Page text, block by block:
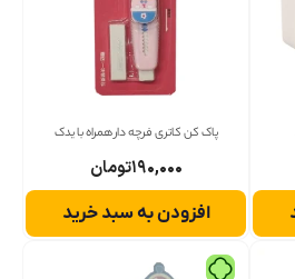
پاک کن کاتری فرچه دار همراه با یدک
۱۹۰,۰۰۰تومان
افزودن به سبد خرید